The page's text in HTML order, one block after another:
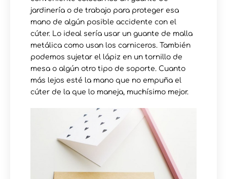
jardinería o de trabajo para proteger esa
mano de algún posible accidente con el
cúter. Lo ideal sería usar un guante de malla
metálica como usan los carniceros. También
podemos sujetar el lápiz en un tornillo de
mesa o algún otro tipo de soporte. Cuanto
más lejos esté la mano que no empuña el
cúter de la que lo maneja, muchísimo mejor.